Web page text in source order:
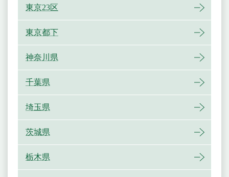
東京23区
東京都下
神奈川県
千葉県
埼玉県
茨城県
栃木県